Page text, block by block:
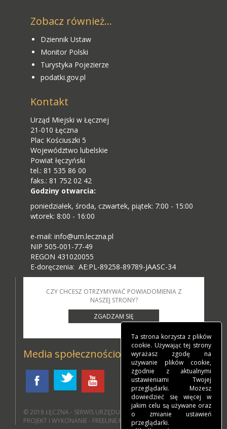
Zobacz również...
Dziennik Ustaw
Monitor Polski
Turystyka Pojezierze
podatki.gov.pl
Kontakt
Urząd Miejski w Łęcznej
21-010 Łęczna
Plac Kościuszki 5
Województwo lubelskie
Powiat łęczyński
tel.: 81 535 86 00
faks.: 81 752 02 42
Godziny otwarcia:
poniedziałek, środa, czwartek, piątek: 7:00 - 15:00
wtorek: 8:00 - 16:00
e-mail: info@um.leczna.pl
NIP 505-001-77-49
REGON 431020055
E-doręczenia: AE:PL-89258-89789-JAASC-34
CZY CHCESZ OTRZYMYWAĆ POWIADOMIENIA Z
NASZEJ STRONY?
ZGADZAM SIĘ
Media społecznościowe
© 2018ŁĘCZNA - SERWIS URZĘDU MIEJSKIEGO W ŁĘCZNEJ .
PROJEKT I WYKONANIE - FREELINE.PL
Ta strona korzysta z plików
cookie. Używając tej strony
wyrażasz zgodę na
używanie plików cookie,
zgodnie z aktualnymi
ustawieniami Twojej
przeglądarki. Możesz
dowiedzieć się więcej w
jakim celu są używane oraz
o zmianie ustawień
przeglądarki.